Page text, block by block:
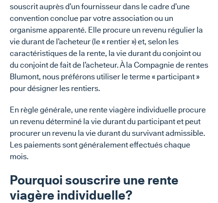
souscrit auprès d’un fournisseur dans le cadre d’une
convention conclue par votre association ou un
organisme apparenté. Elle procure un revenu régulier la
vie durant de l’acheteur (le « rentier ») et, selon les
caractéristiques de la rente, la vie durant du conjoint ou
du conjoint de fait de l’acheteur. À la Compagnie de rentes
Blumont, nous préférons utiliser le terme « participant »
pour désigner les rentiers.
En règle générale, une rente viagère individuelle procure
un revenu déterminé la vie durant du participant et peut
procurer un revenu la vie durant du survivant admissible.
Les paiements sont généralement effectués chaque
mois.
Pourquoi souscrire une rente
viagère individuelle?